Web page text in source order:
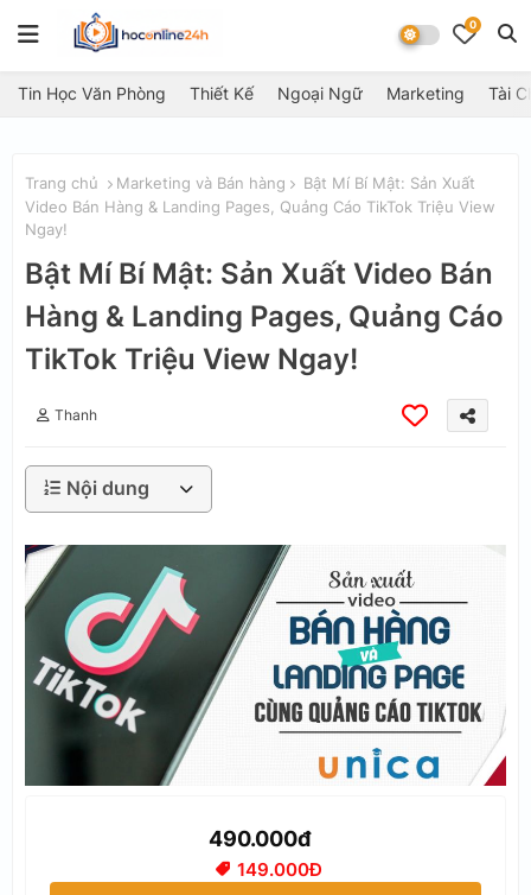
0
Tin Học Văn Phòng Thiết Kế Ngoại Ngữ Marketing Tài
Trang chủ Marketing và Bán hàng
Bật Mí Bí Mật: Sản Xuất
Video Bán Hàng & Landing Pages, Quảng Cáo TikTok Triệu View
Ngay!
Bật Mí Bí Mật: Sản Xuất Video Bán
Hàng & Landing Pages, Quảng Cáo
TikTok Triệu View Ngay!
Thanh
Nội dung
490.000đ
149.000Đ